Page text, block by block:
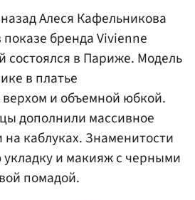
Алеся Кафельникова
показе бренда Vivienne
состоялся в Париже. Модель
в платье
и объемной юбкой.
дополнили массивное
каблуках. Знаменитости
и макияж с черными
помадой.